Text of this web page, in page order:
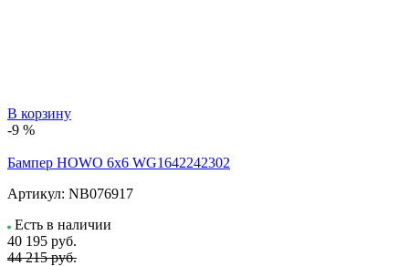
В корзину
-9 %
Бампер HOWO 6х6 WG1642242302
Артикул: NB076917
Есть в наличии
40 195 руб.
44 215 руб.